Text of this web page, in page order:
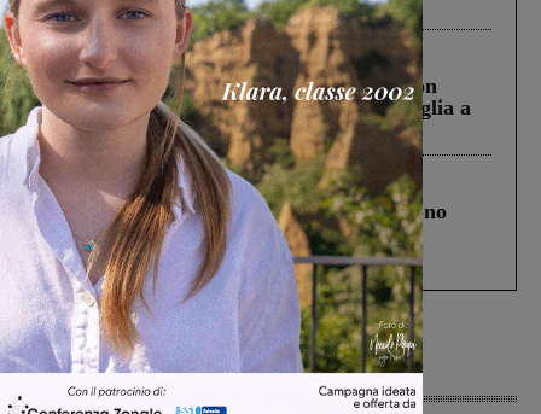
Cronaca 3 Agosto 2026
Scomparso da una struttura di Castiglion
Fiorentino l’uomo che aveva ucciso la figlia a
Levane nel 2020
Cronaca 4 Agosto 2026
Un anno fa la strage in A1 in cui morirono
Gianni, Giulia e Franco. Lo schianto, il
processo, lo stop ai sorpassi fra tir....